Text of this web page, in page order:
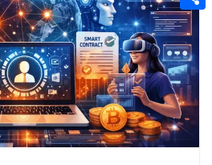
n
g
e
r
e
r
e
r
e
s
t
a
i
l
e
d
d
i
t
C
o
m
p
a
r